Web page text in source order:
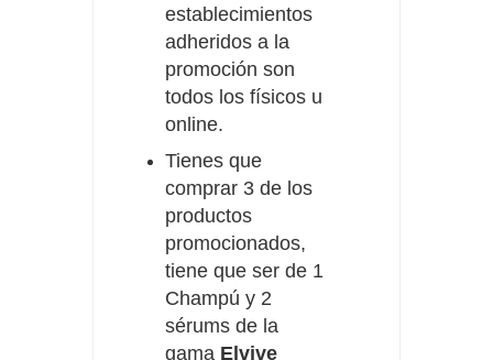
establecimientos
adheridos a la
promoción son
todos los físicos u
online.
Tienes que
comprar 3 de los
productos
promocionados,
tiene que ser de 1
Champú y 2
sérums de la
gama Elvive